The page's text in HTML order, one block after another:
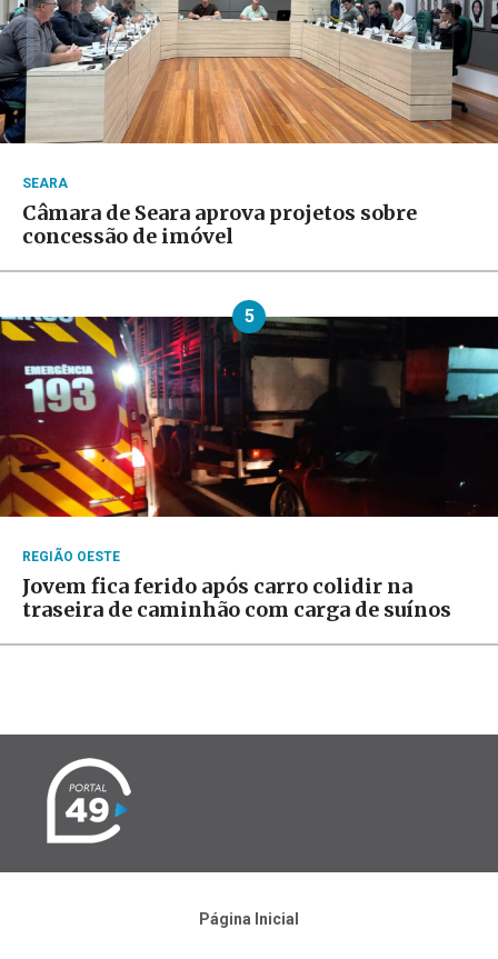
SEARA
Câmara de Seara aprova projetos sobre
concessão de imóvel
5
REGIÃO OESTE
Jovem fica ferido após carro colidir na
traseira de caminhão com carga de suínos
Página Inicial